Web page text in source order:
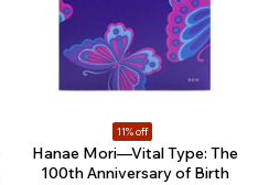
11% off
Hanae Mori—Vital Type: The
100th Anniversary of Birth